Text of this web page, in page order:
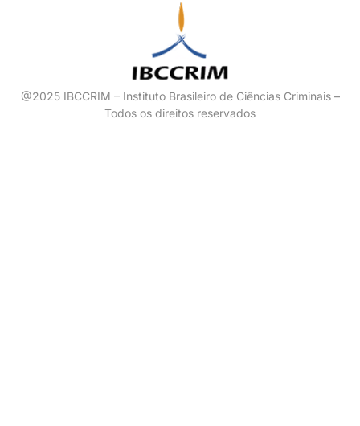
@2025 IBCCRIM – Instituto Brasileiro de Ciências Criminais –
Todos os direitos reservados